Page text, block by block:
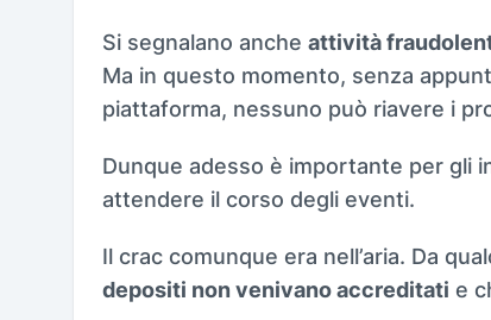
Si segnalano anche attività
Ma in questo momento, senza
piattaforma, nessuno può riavere i
Dunque adesso è importante per gli
attendere il corso degli eventi.
Il crac comunque era nell’aria. Da
depositi non venivano accreditati e